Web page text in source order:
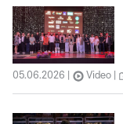
05.06.2026 Video